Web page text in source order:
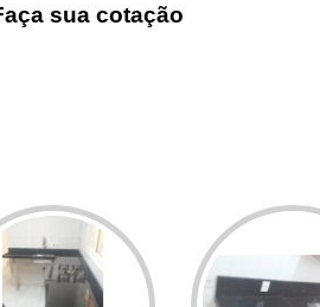
sua cotação